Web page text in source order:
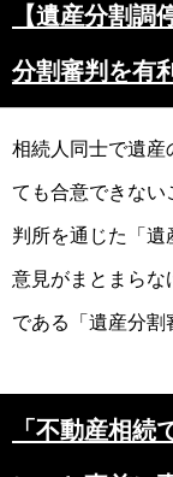
【遺産分割
分割審判を有
相続人同士で遺産
ても合意できない
判所を通じた「遺
意見がまとまらな
である「遺産分
「不動産相